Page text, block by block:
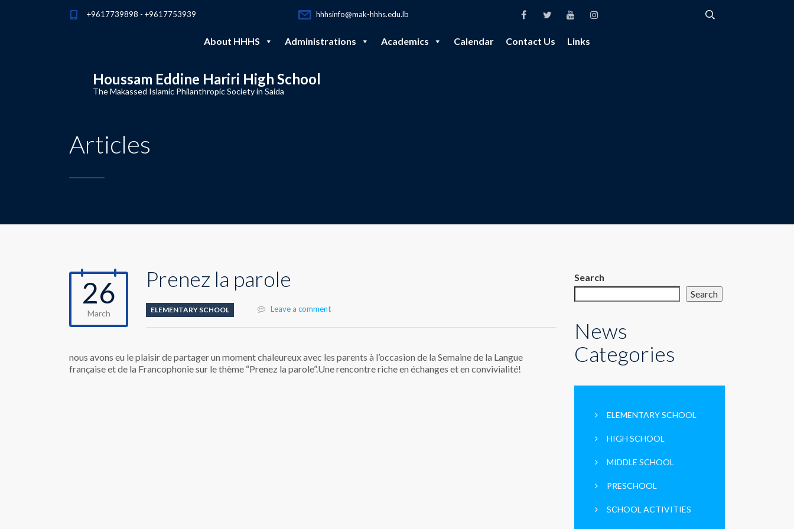
+9617739898 - +9617753939 hhhsinfo@mak-hhhs.edu.lb
About HHHS Administrations Academics Calendar Contact Us Links
Houssam Eddine Hariri High School
The Makassed Islamic Philanthropic Society in Saida
Articles
26
March
Prenez la parole
ELEMENTARY SCHOOL Leave a comment
nous avons eu le plaisir de partager un moment chaleureux avec les parents à l’occasion de la Semaine de la Langue
française et de la Francophonie sur le thème “Prenez la parole”.Une rencontre riche en échanges et en convivialité!
Search
Search
News
Categories
ELEMENTARY SCHOOL
HIGH SCHOOL
MIDDLE SCHOOL
PRESCHOOL
SCHOOL ACTIVITIES